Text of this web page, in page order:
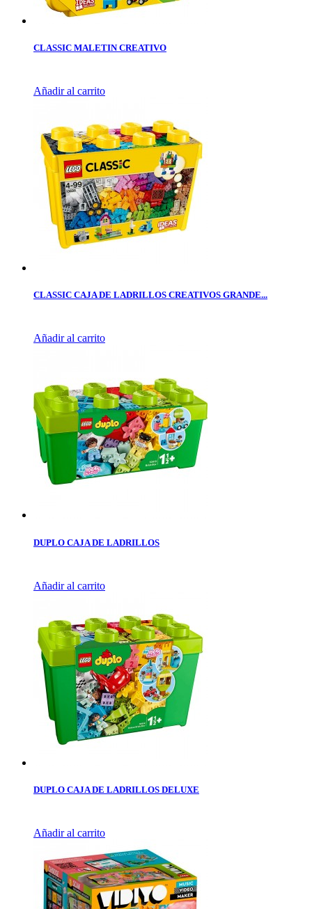
CLASSIC MALETIN CREATIVO
Añadir al carrito
CLASSIC CAJA DE LADRILLOS CREATIVOS GRANDE...
Añadir al carrito
DUPLO CAJA DE LADRILLOS
Añadir al carrito
DUPLO CAJA DE LADRILLOS DELUXE
Añadir al carrito